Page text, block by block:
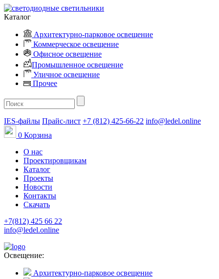
Каталог
Архитектурно-парковое освещение
Коммерческое освещение
Офисное освещение
Промышленное освещение
Уличное освещение
Прочее
IES-файлы Прайс-лист +7 (812) 425-66-22 info@ledel.online
0 Корзина
О нас
Проектировщикам
Каталог
Проекты
Новости
Контакты
Скачать
+7(812) 425 66 22
info@ledel.online
Освещение:
Архитектурно-парковое освещение